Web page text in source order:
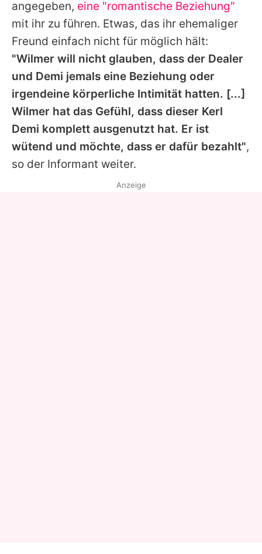
angegeben, eine "romantische Beziehung"
mit ihr zu führen. Etwas, das ihr ehemaliger
Freund einfach nicht für möglich hält:
"Wilmer will nicht glauben, dass der Dealer
und Demi jemals eine Beziehung oder
irgendeine körperliche Intimität hatten. [...]
Wilmer hat das Gefühl, dass dieser Kerl
Demi komplett ausgenutzt hat. Er ist
wütend und möchte, dass er dafür bezahlt",
so der Informant weiter.
Anzeige